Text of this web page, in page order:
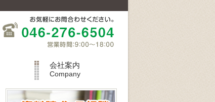
会社案内
Company